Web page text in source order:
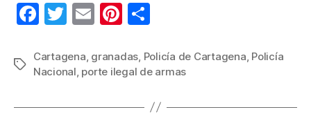
F
c
e
b
T
tt
er
E
ail
Pi
er
e
st
m
p
ar
Etiquetas
Cartagena, granadas, Policía de Cartagena, Policía
Nacional, porte ilegal de armas